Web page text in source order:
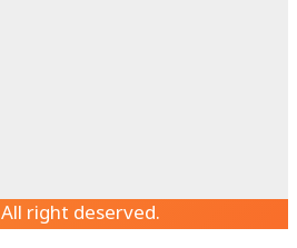
All right deserved.